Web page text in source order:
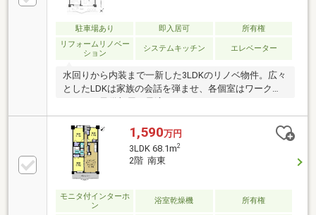
駐車場あり 即入居可
所有権
リフォームリノベー
ション
システムキッチン エレベーター
水回りから内装まで一新した3LDKのリノベ物件。広々
としたLDKは家族の会話を弾ませ、各個室はワークス
ペースや子供部屋に最適です。
1,590万円
3LDK 68.1m2
2階 南東
モニタ付インターホ
ン
浴室乾燥機 所有権